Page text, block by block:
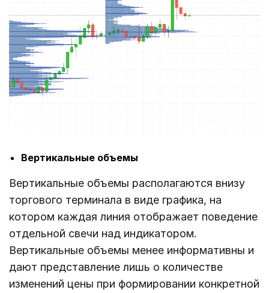
Вертикальные объемы
Вертикальные объемы располагаются внизу
торгового терминала в виде графика, на
котором каждая линия отображает поведение
отдельной свечи над индикатором.
Вертикальные объемы менее информативны и
дают представление лишь о количестве
изменений цены при формировании конкретной